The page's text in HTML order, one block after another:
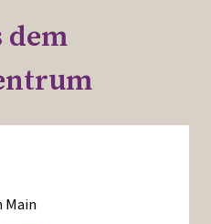
dem
Main